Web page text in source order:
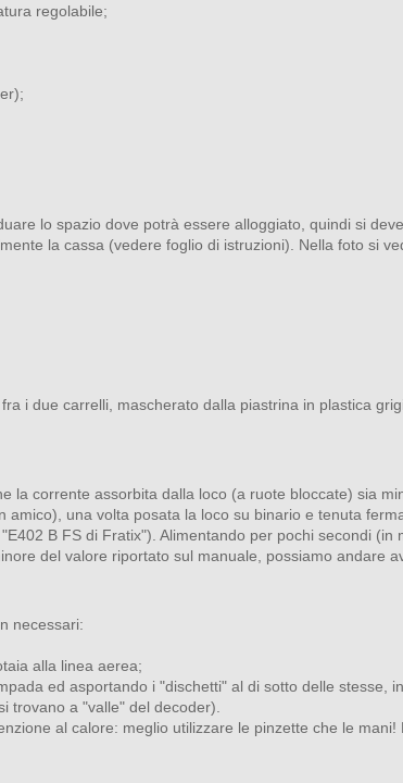
regolabile;
lo spazio dove potrà essere alloggiato, quindi si
la cassa (vedere foglio di istruzioni). Nella foto si
i due carrelli, mascherato dalla piastrina in plastica
la corrente assorbita dalla loco (a ruote bloccate) sia
una volta posata la loco su binario e tenuta
B FS di Fratix"). Alimentando per pochi secondi (in
del valore riportato sul manuale, possiamo andare
necessari:
alla linea aerea;
ed asportando i "dischetti" al di sotto delle stesse,
trovano a "valle" del decoder).
al calore: meglio utilizzare le pinzette che le